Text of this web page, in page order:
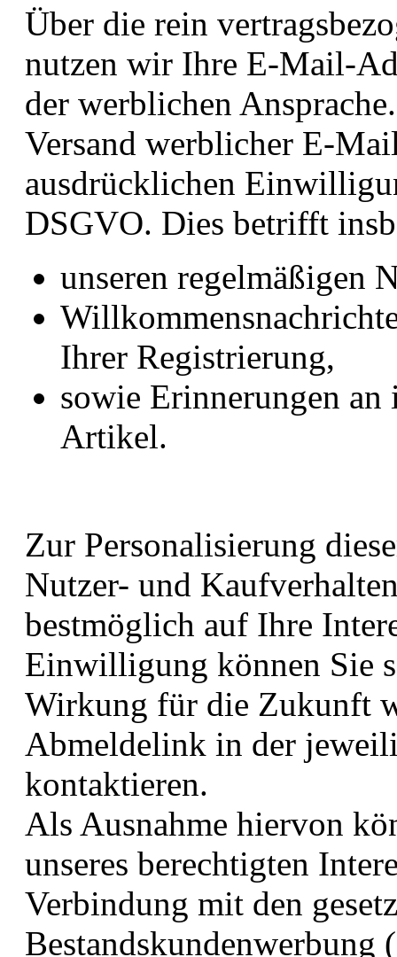
Über die rein
nutzen wir Ihre E-Mail-
der werblichen
Versand werblicher E-
ausdrücklichen
DSGVO. Dies betrifft
unseren regelmäßigen
Ihrer Registrierung,
sowie Erinnerungen
Artikel.
Zur Personalisierung
Nutzer- und
bestmöglich auf Ihre
Einwilligung können Sie
Wirkung für die Zukunft
Abmeldelink in der
kontaktieren.
Als Ausnahme hiervon
unseres berechtigten
Verbindung mit den